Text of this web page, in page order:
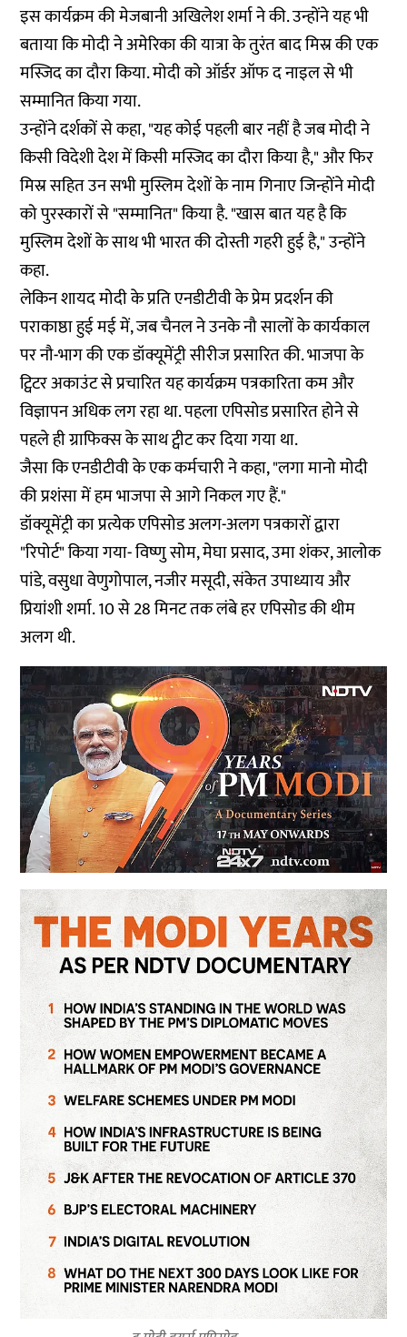
इस कार्यक्रम की मेजबानी अखिलेश शर्मा ने की. उन्होंने यह भी
बताया कि मोदी ने अमेरिका की यात्रा के तुरंत बाद मिस्र की एक
मस्जिद का दौरा किया. मोदी को ऑर्डर ऑफ द नाइल से भी
सम्मानित किया गया.
उन्होंने दर्शकों से कहा, "यह कोई पहली बार नहीं है जब मोदी ने
किसी विदेशी देश में किसी मस्जिद का दौरा किया है," और फिर
मिस्र सहित उन सभी मुस्लिम देशों के नाम गिनाए जिन्होंने मोदी
को पुरस्कारों से "सम्मानित" किया है. "खास बात यह है कि
मुस्लिम देशों के साथ भी भारत की दोस्ती गहरी हुई है," उन्होंने
कहा.
लेकिन शायद मोदी के प्रति एनडीटीवी के प्रेम प्रदर्शन की
पराकाष्ठा हुई मई में, जब चैनल ने उनके नौ सालों के कार्यकाल
पर नौ-भाग की एक डॉक्यूमेंट्री सीरीज प्रसारित की. भाजपा के
ट्विटर अकाउंट सेप्रचारितयह कार्यक्रम पत्रकारिता कम और
विज्ञापन अधिक लग रहा था. पहला एपिसोड प्रसारित होने से
पहले ही ग्राफिक्स के साथ ट्वीट कर दिया गया था.
जैसा कि एनडीटीवी के एक कर्मचारी ने कहा, "लगा मानो मोदी
की प्रशंसा में हम भाजपा से आगे निकल गए हैं."
डॉक्यूमेंट्री का प्रत्येक एपिसोड अलग-अलग पत्रकारों द्वारा
"रिपोर्ट" किया गया- विष्णु सोम, मेघा प्रसाद, उमा शंकर, आलोक
पांडे, वसुधा वेणुगोपाल, नजीर मसूदी, संकेत उपाध्याय और
प्रियांशी शर्मा. 10 से 28 मिनट तक लंबे हर एपिसोड की थीम
अलग थी.